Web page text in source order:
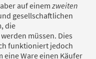
auf einem zweiten
gesellschaftlichen
die
müssen. Dies
funktioniert jedoch
eine Ware einen Käufer